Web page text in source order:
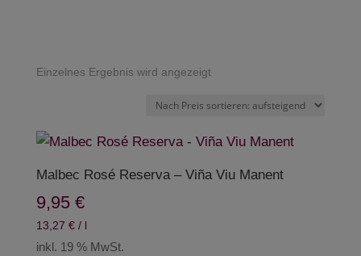
Einzelnes Ergebnis wird angezeigt
Malbec Rosé Reserva – Viña Viu Manent
9,95 €
13,27 €/ l
inkl. 19 % MwSt.